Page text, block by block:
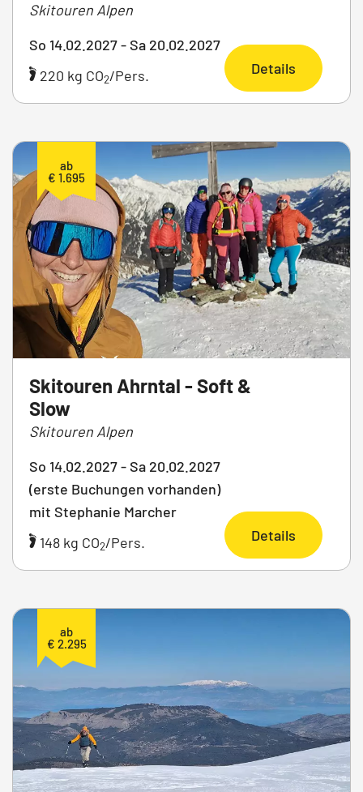
Skitouren Alpen
So 14.02.2027 - Sa 20.02.2027
220 kg CO2/Pers. Details
ab
€ 1.695
Skitouren Ahrntal - Soft &
Slow
Skitouren Alpen
So 14.02.2027 - Sa 20.02.2027
(erste Buchungen vorhanden)
mit Stephanie Marcher
148 kg CO2/Pers. Details
ab
€ 2.295